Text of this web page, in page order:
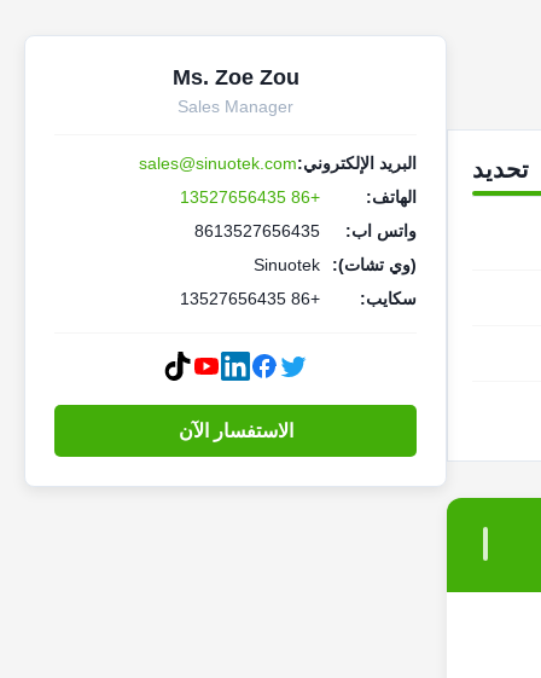
تحديد
Ms. Zoe Zou
Sales Manager
البريد الإلكتروني:sales@sinuotek.com
الهاتف:
+86 13527656435
واتس اب:
8613527656435
(وي تشات):
Sinuotek
سكايب:
+86 13527656435
الاستفسار الآن